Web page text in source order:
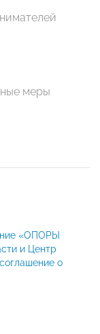
меры
«ОПОРЫ
и Центр
о